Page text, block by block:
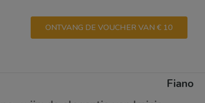
ONTVANG DE VOUCHER VAN € 10
Fiano